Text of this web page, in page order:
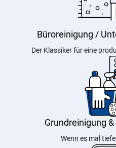
Büroreinigung /
Der Klassiker für eine
Grundreinigung
Wenn es mal